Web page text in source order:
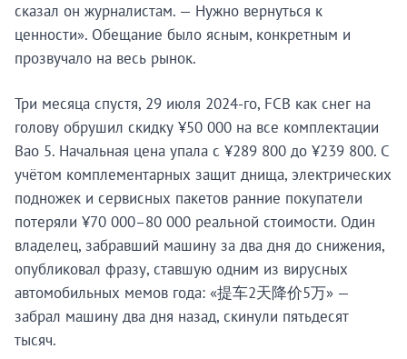
сказал он журналистам. — Нужно вернуться к
ценности». Обещание было ясным, конкретным и
прозвучало на весь рынок.
Три месяца спустя, 29 июля 2024-го, FCB как снег на
голову обрушил скидку ¥50 000 на все комплектации
Bao 5. Начальная цена упала с ¥289 800 до ¥239 800. С
учётом комплементарных защит днища, электрических
подножек и сервисных пакетов ранние покупатели
потеряли ¥70 000–80 000 реальной стоимости. Один
владелец, забравший машину за два дня до снижения,
опубликовал фразу, ставшую одним из вирусных
автомобильных мемов года: «提车2天降价5万» —
забрал машину два дня назад, скинули пятьдесят
тысяч.